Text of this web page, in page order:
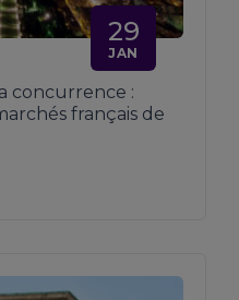
29
JAN
concurrence :
français de